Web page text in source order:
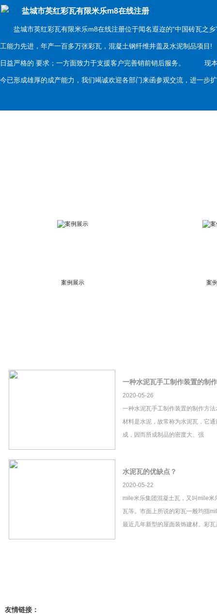
盐城市英红彩瓦有限米乐m8在线注册
盐城市英红彩瓦有限米乐m8在线注册位于闻名遐迩的“中国砖瓦之乡
工能力先进，年产一百多万张彩瓦，混凝土钢纤维井盖及水泥制品项
日益严格的 要求；一方面致力于支援客户完善销前销后服务。 现本
今已形成雄厚的成产能力，我们竭诚欢迎各部门来函参观交流，进一
案例展示 案
一种水泥瓦手工制作装置的制
2020-05-26
一种水泥瓦手工制作装置的制作方
材料是水泥，故常称为水泥瓦，它
成，因而所成制品的密度大、强
水泥瓦的优缺点？
2020-05-22
mile米乐集团混凝土瓦，又叫mile米
瓦等。市面上所说的彩瓦一般均指
最近几年新型的屋面装饰建材。彩
友情链接：